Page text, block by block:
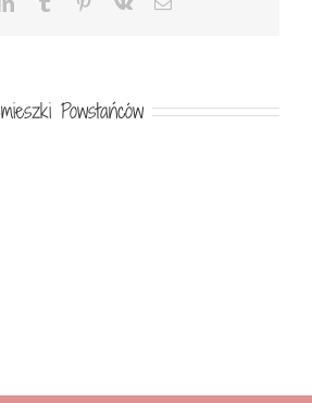
Powstańców